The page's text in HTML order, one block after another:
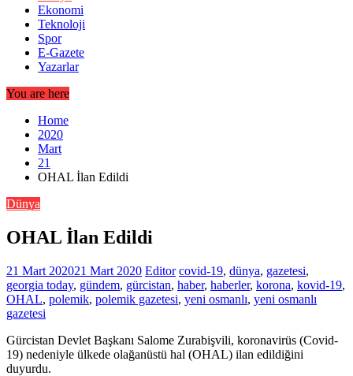
Ekonomi
Teknoloji
Spor
E-Gazete
Yazarlar
You are here
Home
2020
Mart
21
OHAL İlan Edildi
Dünya
OHAL İlan Edildi
21 Mart 202021 Mart 2020 Editor covid-19, dünya, gazetesi,
georgia today, gündem, gürcistan, haber, haberler, korona, kovid-19,
OHAL, polemik, polemik gazetesi, yeni osmanlı, yeni osmanlı
gazetesi
Gürcistan Devlet Başkanı Salome Zurabişvili, koronavirüs (Covid-
19) nedeniyle ülkede olağanüstü hal (OHAL) ilan edildiğini
duyurdu.